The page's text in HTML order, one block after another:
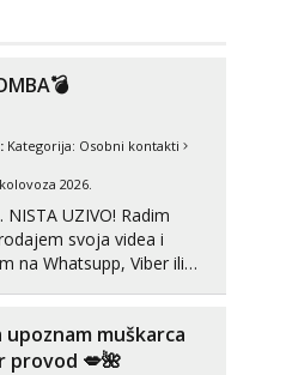
min
- Kod: #142
min
Kategorija: Osobni kontakti
2026.
UZIVO! Radim
svoja videa i
upoznam muškarca
provod 💋🌺